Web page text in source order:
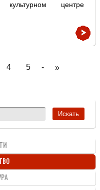
центре
4 5 - »